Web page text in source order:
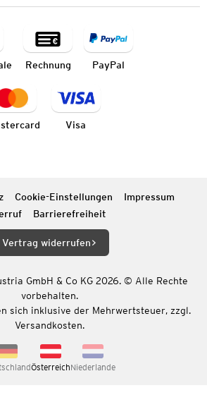
Rechnung PayPal
Visa
Cookie-Einstellungen
Impressum
Barrierefreiheit
Vertrag widerrufen
GmbH & Co KG 2026. © Alle Rechte
vorbehalten.
sich inklusive der Mehrwertsteuer, zzgl.
Versandkosten.
ÖsterreichNiederlande